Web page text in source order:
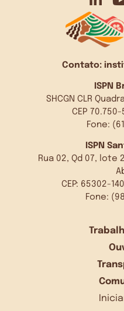
Contato:
ISPN
SHCGN CLR
CEP 70.750-
Fone:
ISPN
Rua 02, Qd 07, lote
CEP: 65302-
Fone: